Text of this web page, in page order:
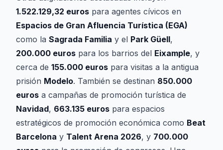
1.522.129,32 euros para agentes cívicos en
Espacios de Gran Afluencia Turística (EGA)
como la Sagrada Familia y el Park Güell,
200.000 euros para los barrios del Eixample, y
cerca de 155.000 euros para visitas a la antigua
prisión Modelo. También se destinan 850.000
euros a campañas de promoción turística de
Navidad, 663.135 euros para espacios
estratégicos de promoción económica como Beat
Barcelona y Talent Arena 2026, y 700.000